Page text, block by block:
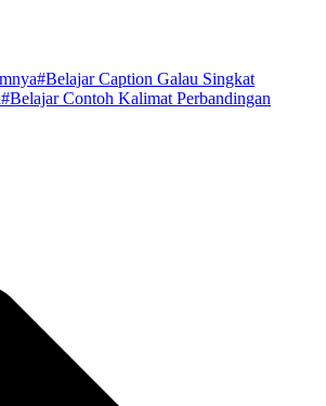
#Belajar Caption Galau Singkat
#Belajar Contoh Kalimat Perbandingan